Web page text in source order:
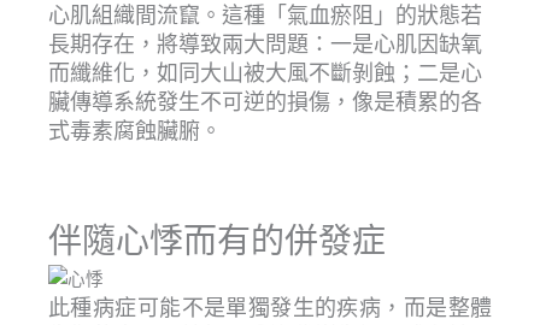
心肌組織間流竄。這種「氣血瘀阻」的狀態若
長期存在，將導致兩大問題：一是心肌因缺氧
而纖維化，如同大山被大風不斷剝蝕；二是心
臟傳導系統發生不可逆的損傷，像是積累的各
式毒素腐蝕臟腑。
伴隨心悸而有的併發症
此種病症可能不是單獨發生的疾病，而是整體